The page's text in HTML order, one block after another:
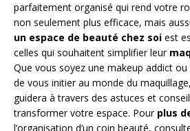
parfaitement organisé qui rend votre
non seulement plus efficace, mais
un espace de beauté chez soi est
celles qui souhaitent simplifier leur
Que vous soyez une makeup addict
de vous initier au monde du
guidera à travers des astuces et
transformer votre espace. Pour plus
l’organisation d’un coin beauté,